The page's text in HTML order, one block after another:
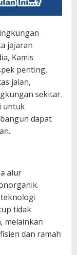
jajaran
Kamis
penting,
jalan,
sekitar.
untuk
dapat
alur
tidak
melainkan
dan ramah